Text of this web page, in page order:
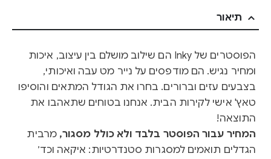
תיאור
הפוסטרים של Inky הם שילוב מושלם בין עיצוב, איכות
ומחיר נגיש. הם מודפסים על נייר מט עבה ואיכותי,
בצבעים עזים וברורים. בחרו את הגודל המתאים והוסיפו
טאץ' אישי לקירות הבית. אנחנו בטוחים שתאהבו את
התוצאה!
המחיר עבור הפוסטר בלבד ולא כולל מסגור, מרבית
הגדלים תואמים למסגרות סטנדרטיות: איקאה וכד׳